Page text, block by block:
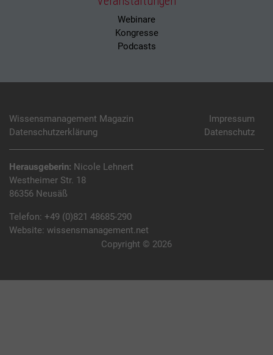
Webinare
Kongresse
Podcasts
Wissensmanagement Magazin
Impressum
Datenschutzerklärung
Datenschutz
Herausgeberin: Nicole Lehnert
Westheimer Str. 18
86356 Neusäß
Telefon: +49 (0)821 48685-290
Website: wissensmanagement.net
Copyright © 2026